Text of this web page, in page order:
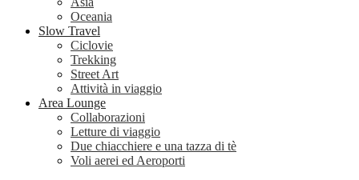
Oceania
Slow Travel
Ciclovie
Trekking
Street Art
Attività in viaggio
Area Lounge
Collaborazioni
Letture di viaggio
Due chiacchiere e una tazza di tè
Voli aerei ed Aeroporti